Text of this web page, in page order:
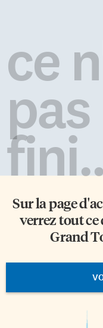
ce
pas
Sur la page
verrez tout
Grand